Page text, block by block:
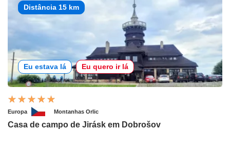
Distância 15 km
Eu estava lá Eu quero ir lá
Europa Montanhas Orlic
Casa de campo de Jirásk em Dobrošov